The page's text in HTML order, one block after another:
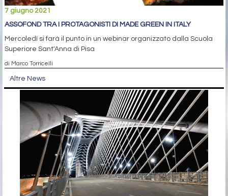
7 giugno 2021
ASSOFOND TRA I PROTAGONISTI DI MADE GREEN IN ITALY
Mercoledì si farà il punto in un webinar organizzato dalla Scuola
Superiore Sant'Anna di Pisa
di Marco Torricelli
Altre News